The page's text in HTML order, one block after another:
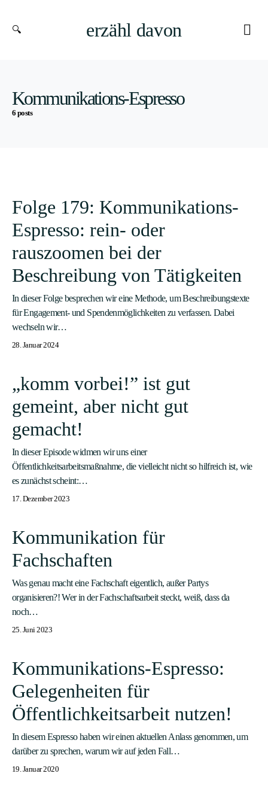
erzähl davon
Kommunikations-Espresso
6 posts
Folge 179: Kommunikations-
Espresso: rein- oder
rauszoomen bei der
Beschreibung von Tätigkeiten
In dieser Folge besprechen wir eine Methode, um Beschreibungstexte
für Engagement- und Spendenmöglichkeiten zu verfassen. Dabei
wechseln wir…
28. Januar 2024
„komm vorbei!” ist gut
gemeint, aber nicht gut
gemacht!
In dieser Episode widmen wir uns einer
Öffentlichkeitsarbeitsmaßnahme, die vielleicht nicht so hilfreich ist, wie
es zunächst scheint:…
17. Dezember 2023
Kommunikation für
Fachschaften
Was genau macht eine Fachschaft eigentlich, außer Partys
organisieren?! Wer in der Fachschaftsarbeit steckt, weiß, dass da
noch…
25. Juni 2023
Kommunikations-Espresso:
Gelegenheiten für
Öffentlichkeitsarbeit nutzen!
In diesem Espresso haben wir einen aktuellen Anlass genommen, um
darüber zu sprechen, warum wir auf jeden Fall…
19. Januar 2020